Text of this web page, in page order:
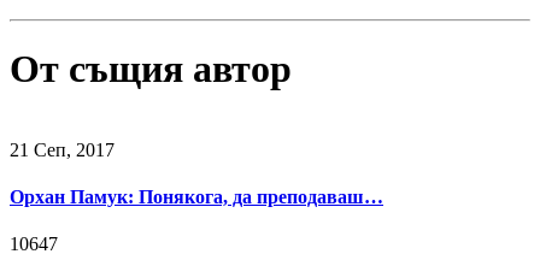
От същия автор
21 Сeп, 2017
Орхан Памук: Понякога, да преподаваш…
10647